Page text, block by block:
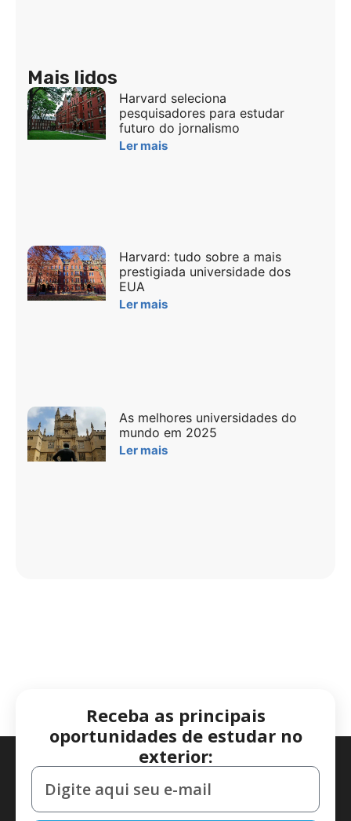
Mais lidos
Harvard seleciona
pesquisadores para estudar
futuro do jornalismo
Ler mais
Harvard: tudo sobre a mais
prestigiada universidade dos
EUA
Ler mais
As melhores universidades do
mundo em 2025
Ler mais
Receba as principais
oportunidades de estudar no
exterior: